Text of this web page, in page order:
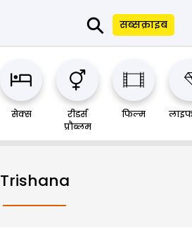
⚲ सब्सक्राइब
सेक्स
रीडर्स
प्रौब्लम
फिल्म
Trishana